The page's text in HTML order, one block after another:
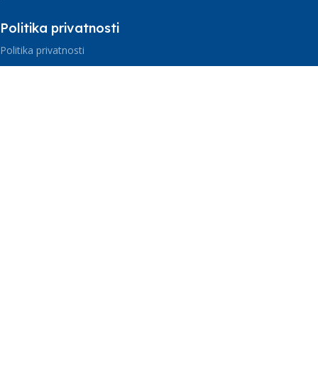
Politika privatnosti
Politika privatnosti